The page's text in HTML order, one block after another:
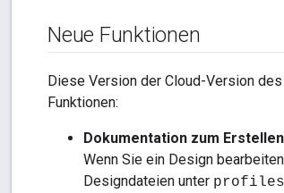
Neue Funktionen
Diese Version der Cloud-Version
Funktionen:
Dokumentation zum
Wenn Sie ein Design
Designdateien unter